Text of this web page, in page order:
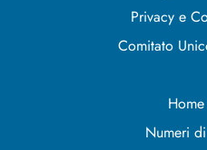
Privacy e
Comitato
Numeri